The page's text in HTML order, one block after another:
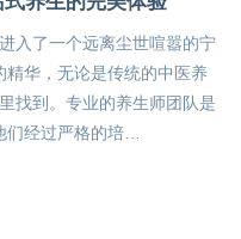
入了一个远离尘世喧嚣的宁
华，无论是传统的中医养
找到。专业的养生师团队是
们经过严格的培…